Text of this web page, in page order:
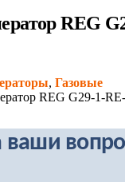
REG
, Газовые
REG G29-1-
ваши